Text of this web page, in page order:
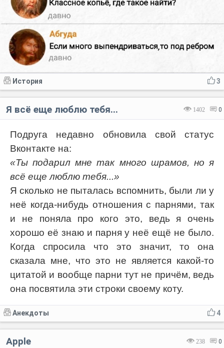
3
История
1402 0
Я всё еще люблю тебя...
Подруга недавно обновила свой статус
Вконтакте на:
«Ты подарил мне так много шрамов, но я
всё еще люблю тебя...»
Я сколько не пыталась вспомнить, были ли у
неё когда-нибудь отношения с парнями, так
и не поняла про кого это, ведь я очень
хорошо её знаю и парня у неё ещё не было.
Когда спросила что это значит, то она
сказала мне, что это не является какой-то
цитатой и вообще парни тут не причём, ведь
она посвятила эти строки своему коту.
4
Анекдоты
238 0
Apple